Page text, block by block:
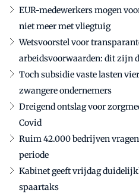
EUR-medewerkers mogen
niet meer met vliegtuig
Wetsvoorstel voor
arbeidsvoorwaarden: dit zijn
Toch subsidie vaste lasten
zwangere ondernemers
Dreigend ontslag voor
Covid
Ruim 42.000 bedrijven
periode
Kabinet geeft vrijdag
spaartaks